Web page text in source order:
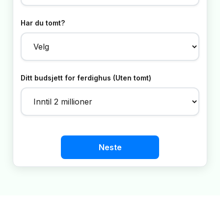
Har du tomt?
Ditt budsjett for ferdighus (Uten tomt)
Neste